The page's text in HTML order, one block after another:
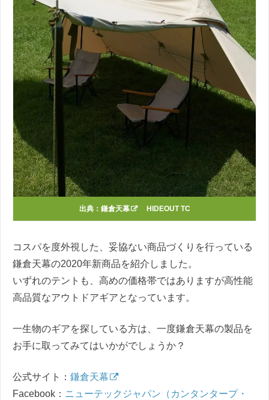
出典： 鎌倉天幕 HIDEOUT TC
コスパを度外視した、妥協ない商品づくりを行っている
鎌倉天幕の2020年新商品を紹介しました。
いずれのテントも、高めの価格帯ではありますが高性能
高品質なアウトドアギアとなっています。
一生物のギアを探している方は、一度鎌倉天幕の製品を
お手に取ってみてはいかがでしょうか？
公式サイト： 鎌倉天幕
Facebook： ニューテックジャパン（カンタンタープ・